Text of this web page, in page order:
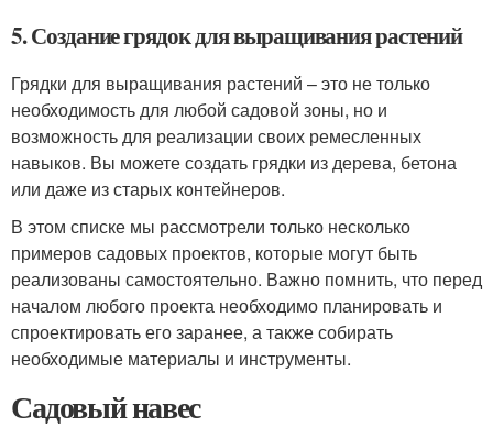
5. Создание грядок для выращивания растений
Грядки для выращивания растений – это не только
необходимость для любой садовой зоны, но и
возможность для реализации своих ремесленных
навыков. Вы можете создать грядки из дерева, бетона
или даже из старых контейнеров.
В этом списке мы рассмотрели только несколько
примеров садовых проектов, которые могут быть
реализованы самостоятельно. Важно помнить, что перед
началом любого проекта необходимо планировать и
спроектировать его заранее, а также собирать
необходимые материалы и инструменты.
Садовый навес